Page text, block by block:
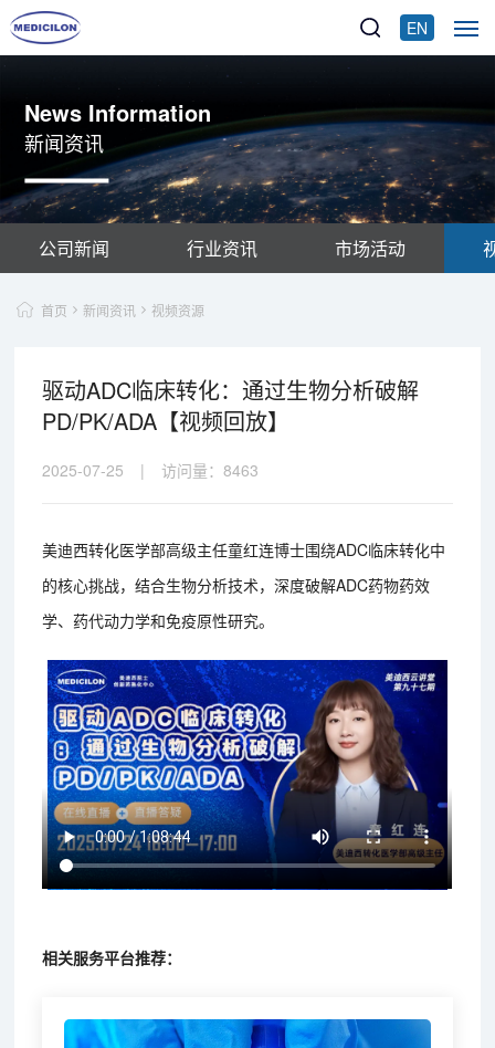
EN
News Information
新闻资讯
公司新闻 行业资讯 市场活动
首页 新闻资讯 视频资源
驱动ADC临床转化：通过生物分析破解
PD/PK/ADA【视频回放】
2025-07-25 | 访问量：8463
美迪西转化医学部高级主任童红连博士围绕ADC临床转化中
的核心挑战，结合生物分析技术，深度破解ADC药物药效
学、药代动力学和免疫原性研究。
相关服务平台推荐：